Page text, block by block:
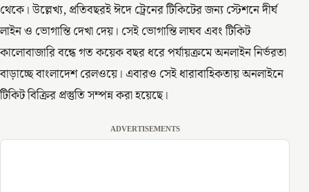
থেকে। উল্লেখ্য, প্রতিবছরই ঈদে ট্রেনের টিকিটের জন্য স্টেশনে দীর্ঘ
লাইন ও ভোগান্তি দেখা দেয়। সেই ভোগান্তি লাঘব এবং টিকিট
কালোবাজারি বন্ধে গত কয়েক বছর ধরে পর্যায়ক্রমে অনলাইন নির্ভরতা
বাড়াচ্ছে বাংলাদেশ রেলওয়ে। এবারও সেই ধারাবাহিকতায় অনলাইনে
টিকিট বিক্রির প্রস্তুতি সম্পন্ন করা হয়েছে।
ADVERTISEMENTS